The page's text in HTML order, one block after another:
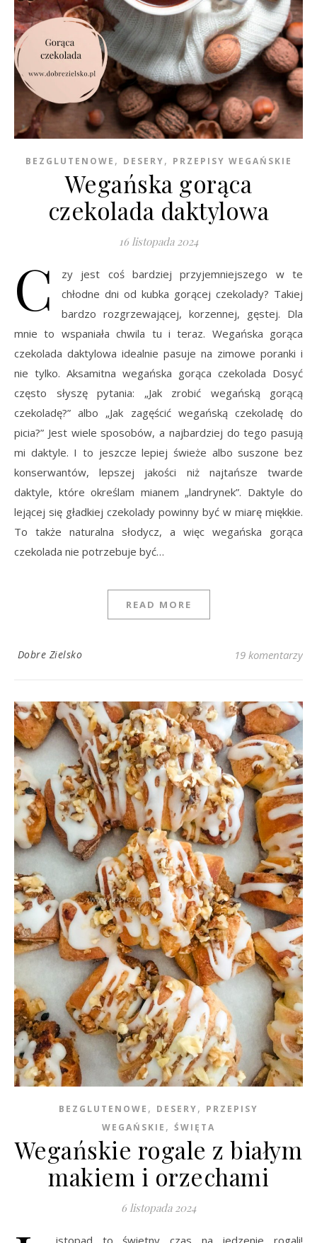
BEZGLUTENOWE , DESERY, PRZEPISY WEGAŃSKIE
Wegańska gorąca
czekolada daktylowa
16 listopada 2024
C
zy jest coś bardziej przyjemniejszego w te
chłodne dni od kubka gorącej czekolady? Takiej
bardzo rozgrzewającej, korzennej, gęstej. Dla
mnie to wspaniała chwila tu i teraz. Wegańska gorąca
czekolada daktylowa idealnie pasuje na zimowe poranki i
nie tylko. Aksamitna wegańska gorąca czekolada Dosyć
często słyszę pytania: „Jak zrobić wegańską gorącą
czekoladę?” albo „Jak zagęścić wegańską czekoladę do
picia?” Jest wiele sposobów, a najbardziej do tego pasują
mi daktyle. I to jeszcze lepiej świeże albo suszone bez
konserwantów, lepszej jakości niż najtańsze twarde
daktyle, które określam mianem „landrynek”. Daktyle do
lejącej się gładkiej czekolady powinny być w miarę miękkie.
To także naturalna słodycz, a więc wegańska gorąca
czekolada nie potrzebuje być…
READ MORE
Dobre Zielsko 19 komentarzy
BEZGLUTENOWE , DESERY, PRZEPISY
WEGAŃSKIE , ŚWIĘTA
Wegańskie rogale z białym
makiem i orzechami
6 listopada 2024
istopad to świetny czas na jedzenie rogali!